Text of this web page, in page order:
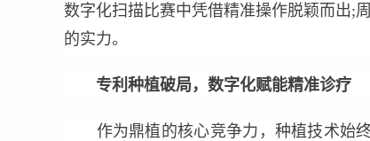
数字化扫描比赛中凭借精准操作脱颖而出;
的实力。
专利种植破局，数字化赋能精准诊疗
作为鼎植的核心竞争力，种植技术始终